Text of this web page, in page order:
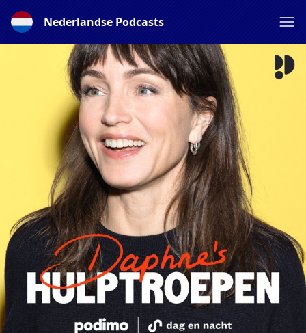
Nederlandse Podcasts